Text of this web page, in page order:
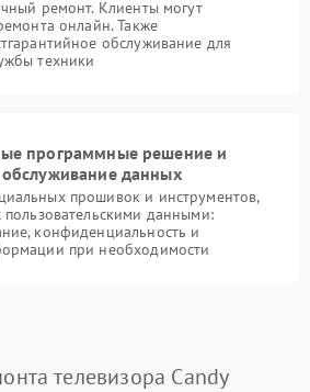
ремонт. Клиенты могут
онлайн. Также
обслуживание для
техники
программные решение и
данных
прошивок и инструментов,
пользовательскими данными:
конфиденциальность и
при необходимости
телевизора Candy